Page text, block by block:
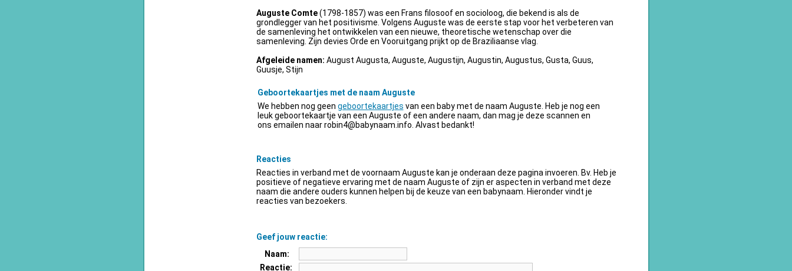
Auguste Comte(1798-1857) was een Frans filosoof en socioloog, die bekend is als de
grondlegger van het positivisme. Volgens Auguste was de eerste stap voor het verbeteren van
de samenleving het ontwikkelen van een nieuwe, theoretische wetenschap over die
samenleving. Zijn devies Orde en Vooruitgang prijkt op de Braziliaanse vlag.
Afgeleide namen: August Augusta, Auguste, Augustijn, Augustin, Augustus, Gusta, Guus,
Guusje, Stijn
Geboortekaartjes met de naam Auguste
We hebben nog geen geboortekaartjes van een baby met de naam Auguste. Heb je nog een
leuk geboortekaartje van een Auguste of een andere naam, dan mag je deze scannen en
ons emailen naarrobin4@babynaam.info . Alvast bedankt!
Reacties
Reacties in verband met de voornaam Auguste kan je onderaan deze pagina invoeren. Bv. Heb je
positieve of negatieve ervaring met de naam Auguste of zijn er aspecten in verband met deze
naam die andere ouders kunnen helpen bij de keuze van een babynaam. Hieronder vindt je
reacties van bezoekers.
Geef jouw reactie:
Naam:
Reactie: